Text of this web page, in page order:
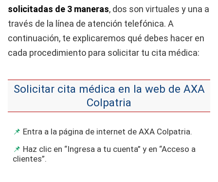
solicitadas de 3 maneras, dos son virtuales y una a
través de la línea de atención telefónica. A
continuación, te explicaremos qué debes hacer en
cada procedimiento para solicitar tu cita médica:
Solicitar cita médica en la web de AXA
Colpatria
Entra a la página de internet de AXA Colpatria.
Haz clic en “Ingresa a tu cuenta” y en “Acceso a
clientes”.